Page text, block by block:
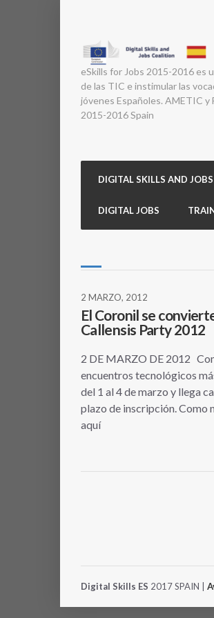
eSkills for Jobs 2015-2016 es
de las TIC e instimular las
jóvenes Españoles. AMETIC
2015-2016 Spain
DIGITAL SKILLS AND
DIGITAL JOBS
2 MARZO, 2012
El Coronil se
Callensis Party 2012
2 DE MARZO DE 2012
encuentros tecnológicos
del 1 al 4 de marzo y llega
plazo de inscripción. Como
aquí
Digital Skills ES 2017 SPAIN |